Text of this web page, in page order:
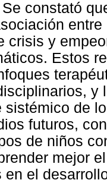
constató
crisis y
Estos
y
sistémico de
futuros,
de niños
mejor
en el